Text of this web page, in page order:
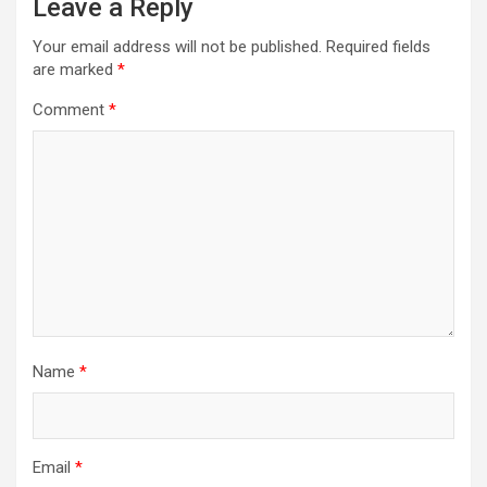
Leave a Reply
Your email address will not be published. Required fields
are marked *
Comment *
Name *
Email *